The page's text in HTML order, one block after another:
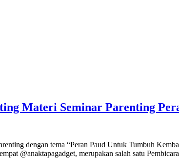
Materi Seminar Parenting
dengan tema “Peran Paud Untuk Tumbuh
@anaktapagadget, merupakan salah satu